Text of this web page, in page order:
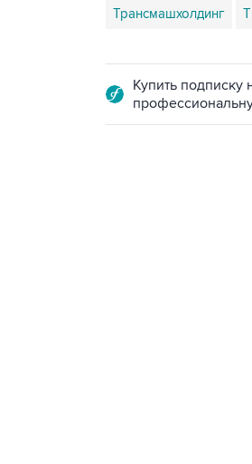
Трансмашхолдинг
Купить подписку